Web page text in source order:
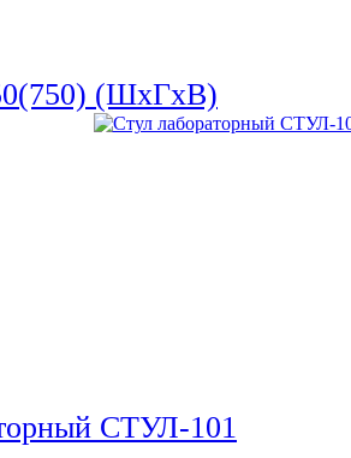
(ШхГхВ)
СТУЛ-101